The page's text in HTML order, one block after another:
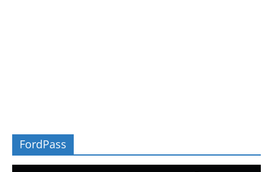
FordPass